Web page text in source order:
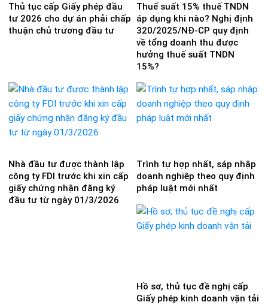
Thủ tục cấp Giấy phép đầu
tư 2026 cho dự án phải chấp
thuận chủ trương đầu tư
Thuế suất 15% thuế TNDN
áp dụng khi nào? Nghị định
320/2025/NĐ-CP quy định
về tổng doanh thu được
hưởng thuế suất TNDN
15%?
Nhà đầu tư được thành lập
công ty FDI trước khi xin cấp
giấy chứng nhận đăng ký
đầu tư từ ngày 01/3/2026
Trình tự hợp nhất, sáp nhập
doanh nghiệp theo quy định
pháp luật mới nhất
Hồ sơ, thủ tục đề nghị cấp
Giấy phép kinh doanh vận tải